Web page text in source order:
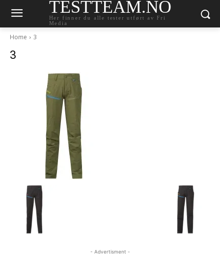
TESTTEAM.NO
Her finner du alle tester utført av Fri
Media
Home 3
3
- Advertisment -